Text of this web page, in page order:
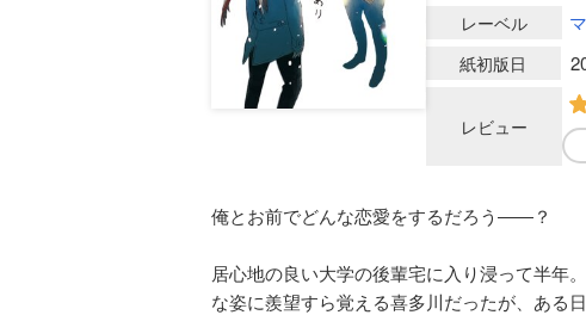
レーベル
紙初版日
レビュー
俺とお前でどんな恋愛をするだろう――？
居心地の良い大学の後輩宅に入り浸って半年
な姿に羨望すら覚える喜多川だったが、ある